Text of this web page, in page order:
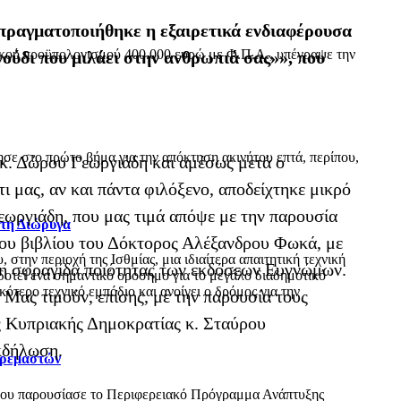
προϋπολογισμού 400.000 ευρώ με Φ.Π.Α., υπέγραψε την
στο πρώτο βήμα για την απόκτηση ακινήτου επτά, περίπου,
Διώρυγα
περιοχή της Ισθμίας, μια ιδιαίτερα απαιτητική τεχνική
ένα σημαντικό ορόσημο για το μεγάλο διαδημοτικό
τεχνικό εμπόδιο και ανοίγει ο δρόμος για την
παρουσίασε το Περιφερειακό Πρόγραμμα Ανάπτυξης
η εξαιρετικά ενδιαφέρουσα
που μιλάει στην ανθρωπιά σας»», που
κ. Δώρου Γεωργιάδη και αμέσως μετά ο
αν και πάντα φιλόξενο, αποδείχτηκε μικρό
που μας τιμά απόψε με την παρουσία
βιβλίου του Δόκτορος Αλέξανδρου Φωκά, με
ποιότητας των εκδόσεων Ευγνώμων.
τιμούν, επίσης, με την παρουσία τους
Κυπριακής Δημοκρατίας κ. Σταύρου